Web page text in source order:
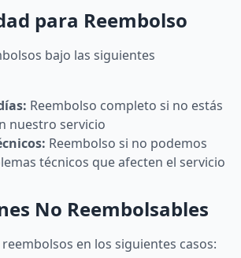
para Reembolso
bajo las siguientes
Reembolso completo si no estás
nuestro servicio
Reembolso si no podemos
técnicos que afecten el servicio
No Reembolsables
en los siguientes casos: